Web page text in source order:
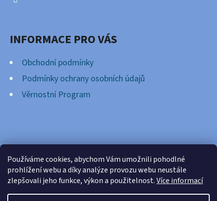
Používáme cookies, abychom Vám umožnili pohodlné
prohlížení webu a díky analýze provozu webu neustále
zlepšovali jeho funkce, výkon a použitelnost.Více informací
INFORMACE PRO VÁS
Obchodní podmínky
Podmínky ochrany osobních údajů
Věrnostní Program
FACEBOOK